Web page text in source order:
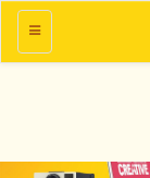
منو